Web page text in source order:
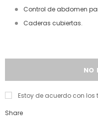
Control de abdomen
Caderas cubiertas.
Estoy de acuerdo con
Share